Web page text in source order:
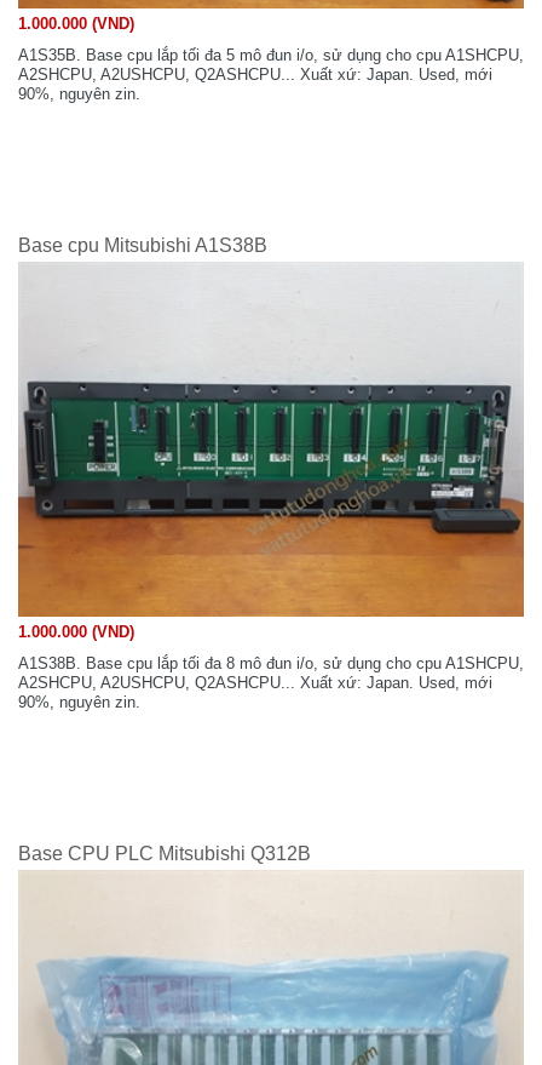
1.000.000 (VND)
A1S35B. Base cpu lắp tối đa 5 mô đun i/o, sử dụng cho cpu A1SHCPU,
A2SHCPU, A2USHCPU, Q2ASHCPU... Xuất xứ: Japan. Used, mới
90%, nguyên zin.
Base cpu Mitsubishi A1S38B
1.000.000 (VND)
A1S38B. Base cpu lắp tối đa 8 mô đun i/o, sử dụng cho cpu A1SHCPU,
A2SHCPU, A2USHCPU, Q2ASHCPU... Xuất xứ: Japan. Used, mới
90%, nguyên zin.
Base CPU PLC Mitsubishi Q312B